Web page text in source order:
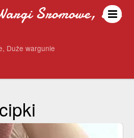
Sromowe, Sex
Duże wargunie